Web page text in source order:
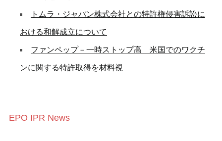
トムラ・ジャパン株式会社との特許権侵害訴訟に
おける和解成立について
ファンペップ－一時ストップ高 米国でのワクチ
ンに関する特許取得を材料視
EPO IPR News